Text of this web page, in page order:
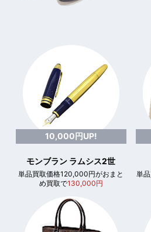
10,000円UP!
モンブラン ラムシス2世
単品買取価格120,000円がおまと
め買取で130,000円
単